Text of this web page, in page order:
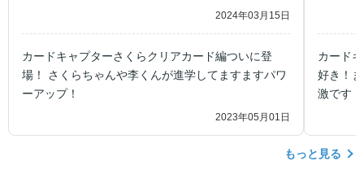
2024年03月15日
カードキャプターさくらクリアカード編ついに登
場！ さくらちゃんや李くんが進学してますますパワ
ーアップ！
2023年05月01日
カード
好き！
激です！
もっと見る